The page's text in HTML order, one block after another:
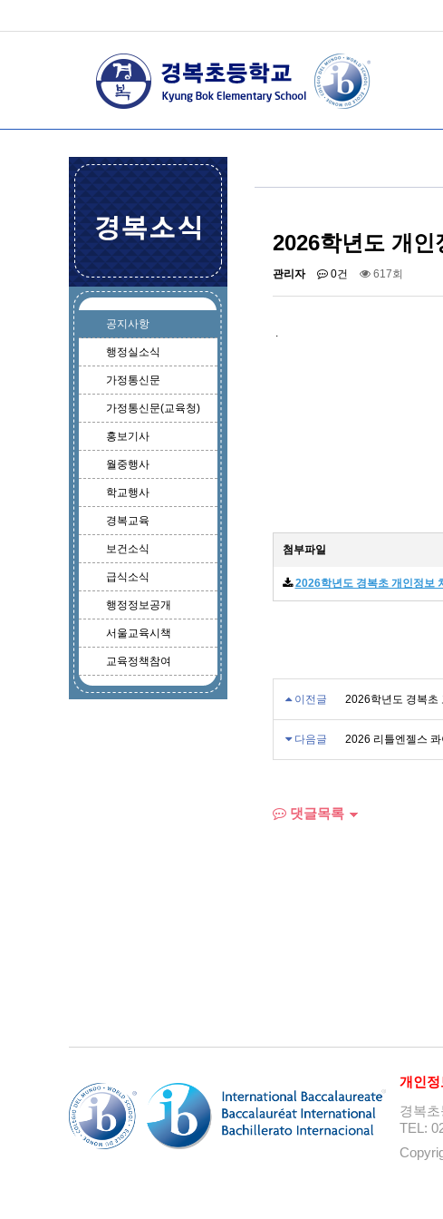
공지사항
행정실소식
가정통신문
가정통신문(교육청)
홍보기사
월중행사
학교행사
경복교육
보건소식
급식소식
행정정보공개
서울교육시책
교육정책참여
2026학년도 개인
관리자 0건 617회
.
첨부파일
2026학년도 경복초 개인정보
이전글 2026학년도 경복초
다음글 2026 리틀엔젤스
댓글목록
개인정
경복
TEL: